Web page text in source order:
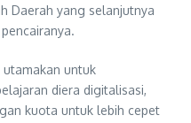
Daerah yang selanjutnya
utamakan untuk
diera digitalisasi,
kuota untuk lebih cepet